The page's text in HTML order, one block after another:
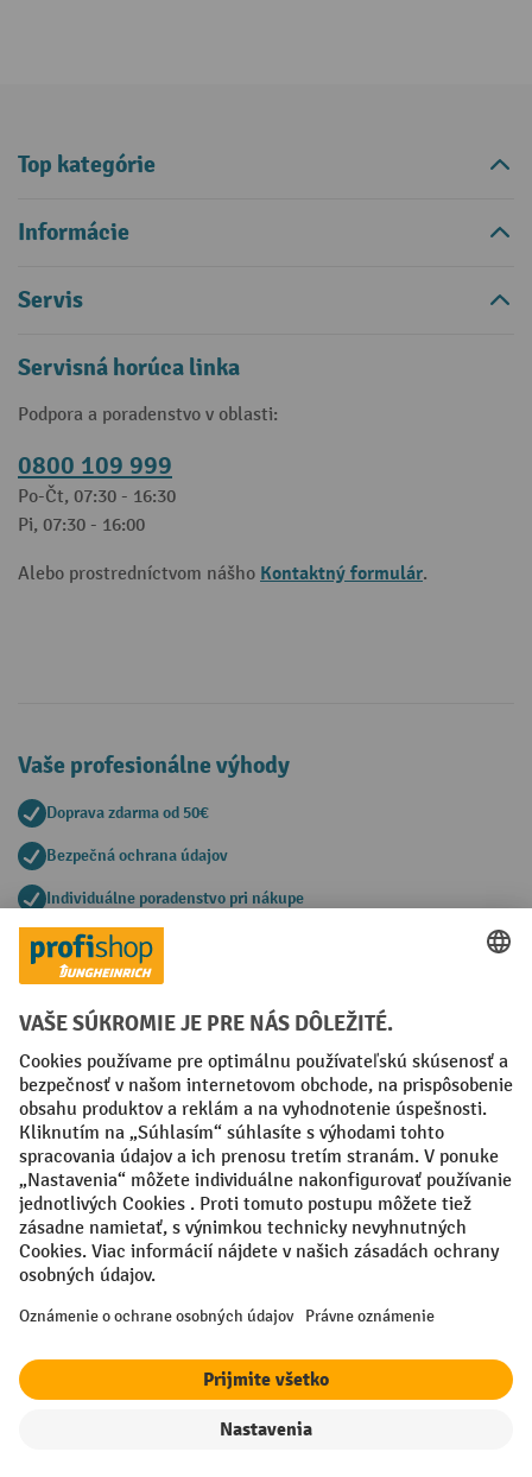
Top kategórie
Informácie
Servis
Servisná horúca linka
Podpora a poradenstvo v oblasti:
0800 109 999
Po-Čt, 07:30 - 16:30
Pi, 07:30 - 16:00
Alebo prostredníctvom nášho Kontaktný formulár.
Vaše profesionálne výhody
Doprava zdarma od 50€
Bezpečná ochrana údajov
Individuálne poradenstvo pri nákupe
Spôsoby platby
Faktúra Predplatba
Sociálne siete
Facebook
YouTube
LinkedIn
Nastavenia ochrany osobných údajov
All prices excl. VAT plus shipping costsand possible delivery charges,
if not stated otherwise.